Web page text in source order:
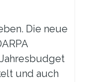
Die neue
und auch